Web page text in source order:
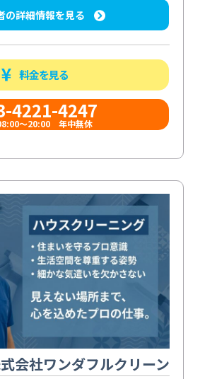
の詳細情報を見る
料金を見る
4221-4247
～20:00 年中無休
会社ワンダフルクリーン